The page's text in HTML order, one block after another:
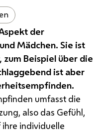
der
Mädchen. Sie ist
Beispiel über die
ist aber
umfasst die
also das Gefühl,
ihre individuelle